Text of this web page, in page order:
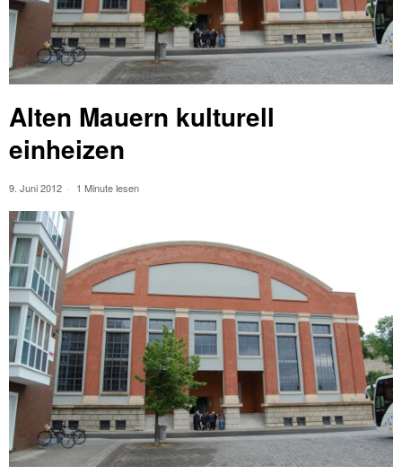
Alten Mauern kulturell
einheizen
9. Juni 2012 1 Minute lesen